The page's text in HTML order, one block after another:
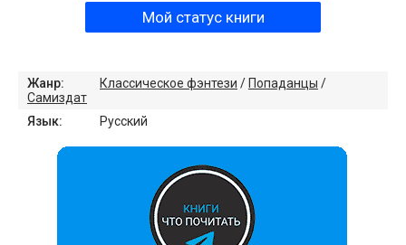
Мой статус книги
Жанр: Классическое фэнтези / Попаданцы /
Самиздат
Язык:
Русский